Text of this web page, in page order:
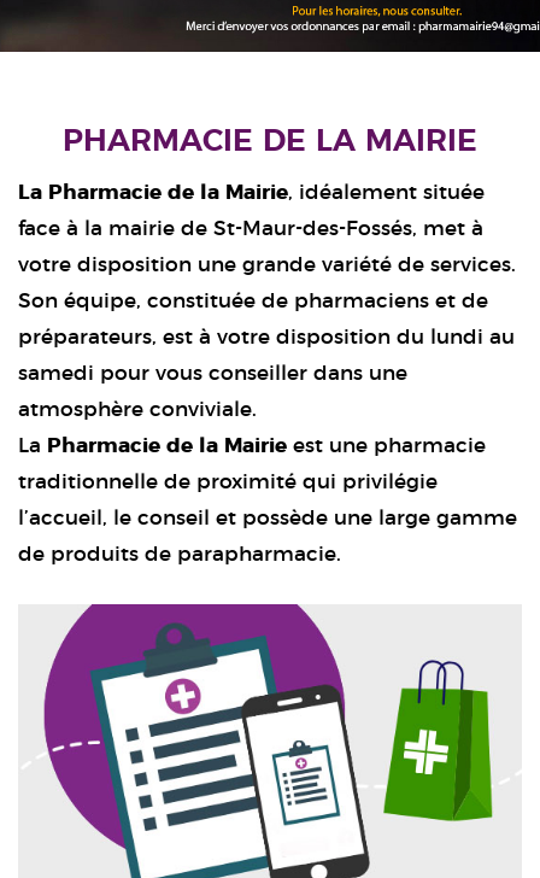
PHARMACIE DE LA MAIRIE
La Pharmacie de la Mairie, idéalement située
face à la mairie de St-Maur-des-Fossés, met à
votre disposition une grande variété de services.
Son équipe, constituée de pharmaciens et de
préparateurs, est à votre disposition du lundi au
samedi pour vous conseiller dans une
atmosphère conviviale.
La
Pharmacie de la Mairie est une pharmacie
traditionnelle de proximité qui privilégie
l’accueil, le conseil et possède une large gamme
de produits de parapharmacie.